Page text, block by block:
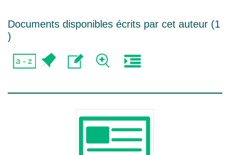
Documents disponibles écrits par cet auteur (1
)